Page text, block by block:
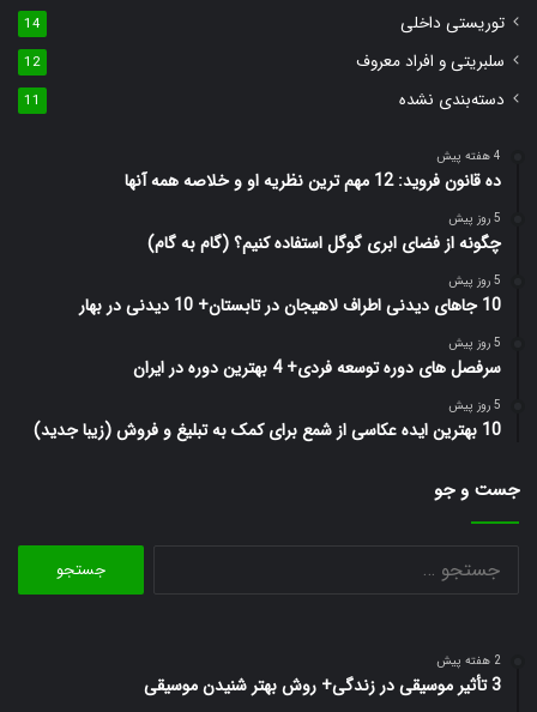
توریستی داخلی 14
سلبریتی و افراد معروف 12
دسته‌بندی نشده 11
4 هفته پیش
ده قانون فروید: 12 مهم ترین نظریه او و خلاصه همه آنها
5 روز پیش
چگونه از فضای ابری گوگل استفاده کنیم؟ (گام به گام)
5 روز پیش
10 جاهای دیدنی اطراف لاهیجان در تابستان+ 10 دیدنی در بهار
5 روز پیش
سرفصل های دوره توسعه فردی+ 4 بهترین دوره در ایران
5 روز پیش
10 بهترین ایده عکاسی از شمع برای کمک به تبلیغ و فروش (زیبا جدید)
جست و جو
2 هفته پیش
3 تأثیر موسیقی در زندگی+ روش بهتر شنیدن موسیقی